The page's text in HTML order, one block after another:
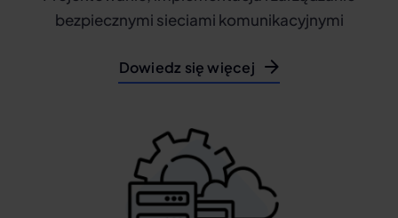
bezpiecznymi sieciami komunikacyjnymi
Dowiedz się więcej